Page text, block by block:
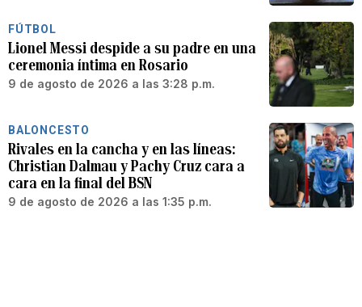
FÚTBOL
Lionel Messi despide a su padre en una
ceremonia íntima en Rosario
9 de agosto de 2026 a las 3:28 p.m.
BALONCESTO
Rivales en la cancha y en las líneas:
Christian Dalmau y Pachy Cruz cara a
cara en la final del BSN
9 de agosto de 2026 a las 1:35 p.m.